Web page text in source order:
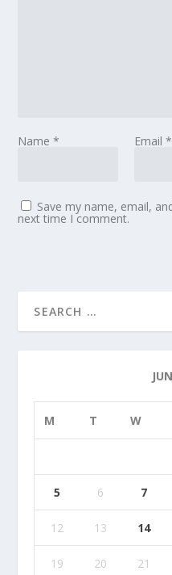
Name* Email *
Save my name, email,
next time I comment.
M T W
5 6 7
12 13 14
19 20 21